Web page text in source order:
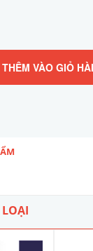
THÊM VÀO GIỎ